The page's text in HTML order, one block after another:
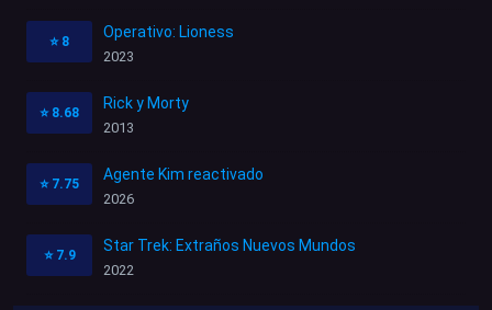
⭐ 8
Operativo: Lioness
2023
⭐ 8.68
Rick y Morty
2013
⭐ 7.75
Agente Kim reactivado
2026
⭐ 7.9
Star Trek: Extraños Nuevos Mundos
2022